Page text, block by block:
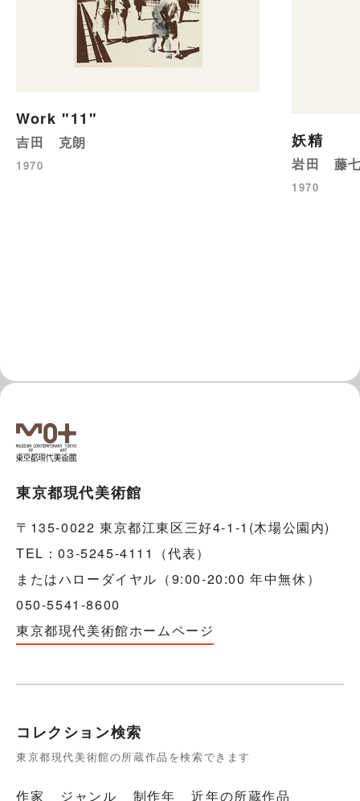
Work "11"
吉田 克朗
1970
妖精
岩田 藤
1970
東京都現代美術館
〒135-0022 東京都江東区三好4-1-1(木場公園内)
TEL：03-5245-4111（代表）
またはハローダイヤル（9:00-20:00 年中無休）
050-5541-8600
東京都現代美術館ホームページ
コレクション検索
東京都現代美術館の所蔵作品を検索できます
作家 ジャンル 制作年 近年の所蔵作品